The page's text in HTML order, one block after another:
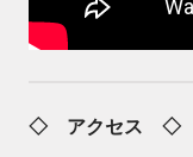
◇ アクセス ◇